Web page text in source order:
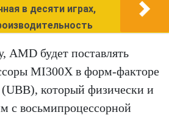
в десяти играх,
будет поставлять
MI300X в форм-факторе
который физически и
с восьмипроцессорной